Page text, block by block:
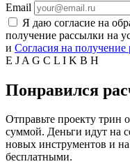
Email
Я даю согласие на
получение рассылки на
и Согласия на получение
E J A G C L I K B H
Понравился
Отправьте проекту
суммой. Деньги идут на
новых инструментов и
бесплатными.